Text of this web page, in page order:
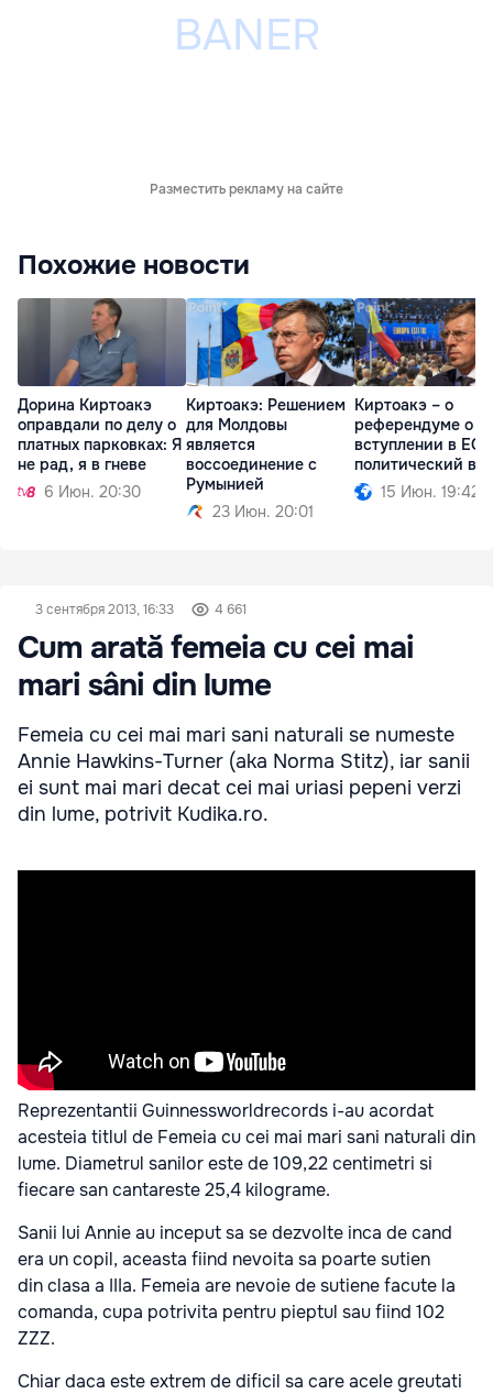
Разместить рекламу на сайте
Похожие новости
Дорина Киртоакэ
оправдали по делу о
платных парковках: Я
не рад, я в гневе
6 Июн. 20:30
Киртоакэ: Решением
для Молдовы
является
воссоединение с
Румынией
23 Июн. 20:01
Киртоакэ – о
референдуме о
вступлении в ЕС:
политический
15 Июн. 19:42
3 сентября 2013, 16:33 4 661
Cum arată femeia cu cei mai
mari sâni din lume
Femeia cu cei mai mari sani naturali se numeste
Annie Hawkins-Turner (aka Norma Stitz), iar sanii
ei sunt mai mari decat cei mai uriasi pepeni verzi
din lume, potrivit Kudika.ro.
Reprezentantii Guinnessworldrecords i-au acordat
acesteia titlul de Femeia cu cei mai mari sani naturali din
lume. Diametrul sanilor este de 109,22 centimetri si
fiecare san cantareste 25,4 kilograme.
Sanii lui Annie au inceput sa se dezvolte inca de cand
era un copil, aceasta fiind nevoita sa poarte sutien
din clasa a IIIa. Femeia are nevoie de sutiene facute la
comanda, cupa potrivita pentru pieptul sau fiind 102
ZZZ.
Chiar daca este extrem de dificil sa care acele greutati